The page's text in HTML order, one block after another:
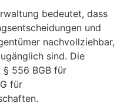
bedeutet, dass
und
nachvollziehbar,
sind. Die
§ 556 BGB für
für